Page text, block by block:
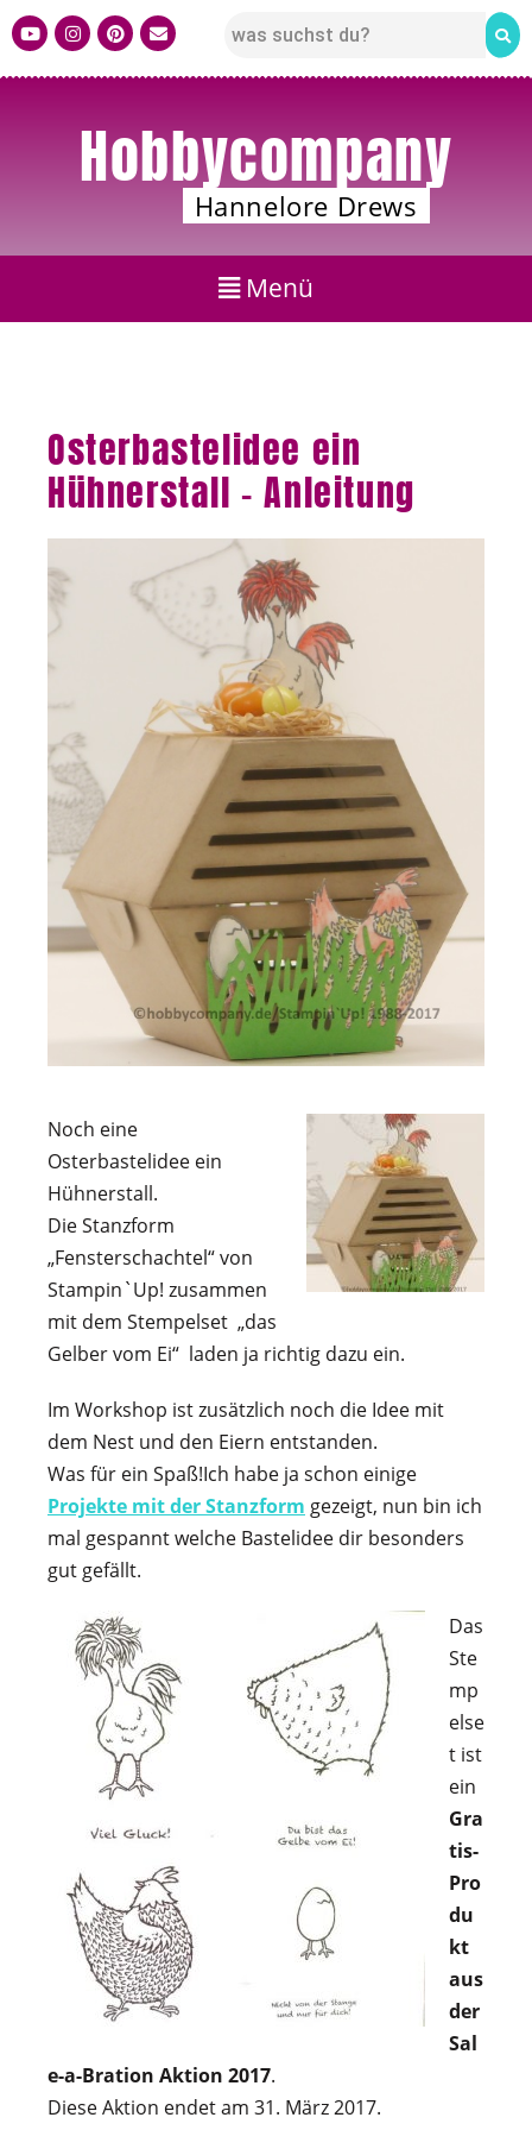
Hobbycompany
Hannelore Drews
Osterbastelidee ein
Hühnerstall – Anleitung
Noch eine
Osterbastelidee ein
Hühnerstall.
Die Stanzform
„Fensterschachtel“ von
Stampin`Up! zusammen
mit dem Stempelset „das
Gelber vom Ei“ laden ja richtig dazu ein.
Im Workshop ist zusätzlich noch die Idee mit
dem Nest und den Eiern entstanden.
Was für ein Spaß!Ich habe ja schon einige
Projekte mit der Stanzform gezeigt, nun bin ich
mal gespannt welche Bastelidee dir besonders
gut gefällt.
Das
Ste
mp
else
t ist
ein
Gra
tis-
Pro
du
kt
aus
der
Sal
e-a-Bration Aktion 2017.
Diese Aktion endet am 31. März 2017.